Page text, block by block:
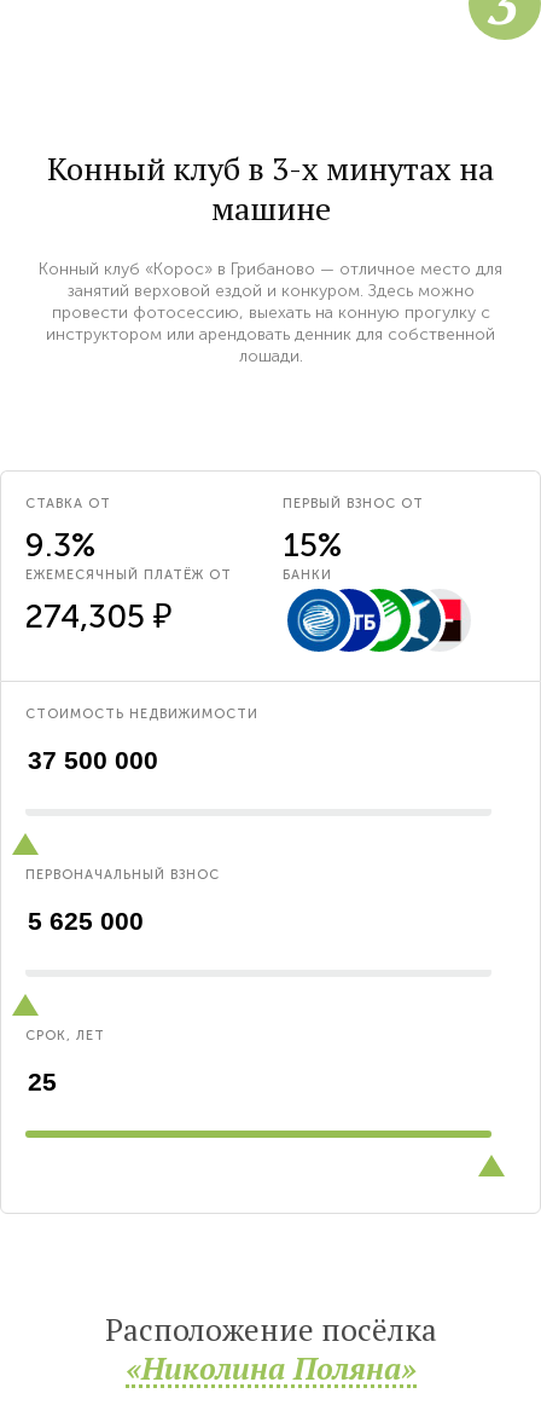
Конный клуб в 3-х минутах на
машине
Конный клуб «Корос» в Грибаново — отличное место для
занятий верховой ездой и конкуром. Здесь можно
провести фотосессию, выехать на конную прогулку с
инструктором или арендовать денник для собственной
лошади.
СТАВКА ОТ
9.3%
ПЕРВЫЙ ВЗНОС ОТ
15%
ЕЖЕМЕСЯЧНЫЙ ПЛАТЁЖ ОТ
274,305 ₽
БАНКИ
СТОИМОСТЬ НЕДВИЖИМОСТИ
ПЕРВОНАЧАЛЬНЫЙ ВЗНОС
СРОК, ЛЕТ
Расположение посёлка
«Николина Поляна»